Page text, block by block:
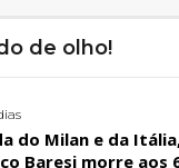
de olho!
do Milan e da
Baresi morre aos